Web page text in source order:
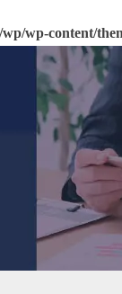
wp-content/